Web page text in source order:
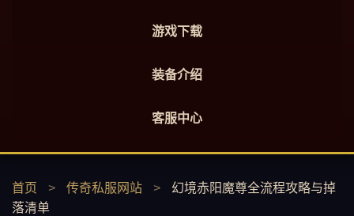
游戏下载
装备介绍
客服中心
首页 > 传奇私服网站 >
幻境赤阳魔尊全流程攻略与掉
落清单